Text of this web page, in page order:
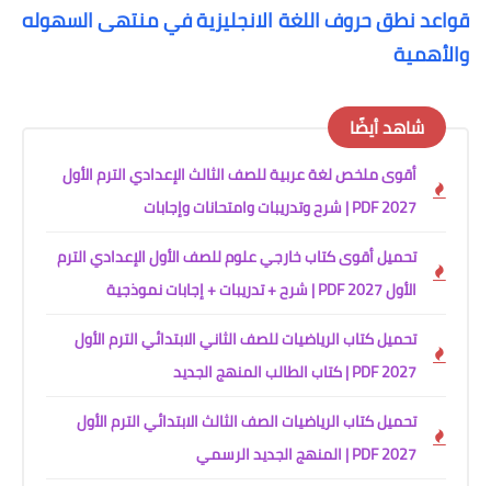
قواعد نطق حروف اللغة الانجليزية في منتهى السهوله
والأهمية
شاهد أيضًا
أقوى ملخص لغة عربية للصف الثالث الإعدادي الترم الأول
2027 PDF | شرح وتدريبات وامتحانات وإجابات
تحميل أقوى كتاب خارجي علوم للصف الأول الإعدادي الترم
الأول 2027 PDF | شرح + تدريبات + إجابات نموذجية
تحميل كتاب الرياضيات للصف الثاني الابتدائي الترم الأول
2027 PDF | كتاب الطالب المنهج الجديد
تحميل كتاب الرياضيات الصف الثالث الابتدائي الترم الأول
2027 PDF | المنهج الجديد الرسمي